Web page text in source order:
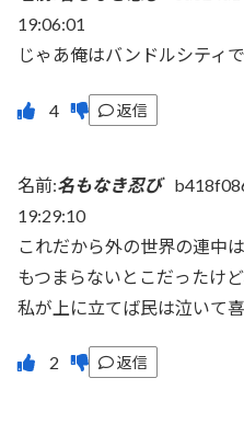
19:06:01
じゃあ俺はバンドルシティ
返信
名前:名もなき忍び
19:29:10
これだから外の世界の連中
もつまらないとこだったけ
私が上に立てば民は泣いて
返信